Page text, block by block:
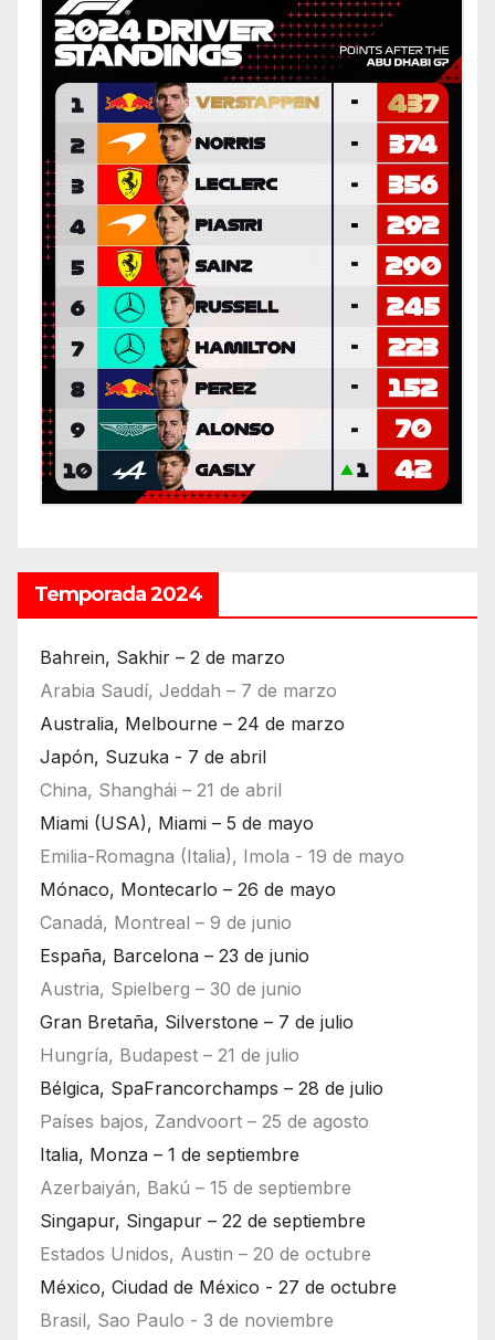
Temporada 2024
Bahrein, Sakhir – 2 de marzo
Arabia Saudí, Jeddah – 7 de marzo
Australia, Melbourne – 24 de marzo
Japón, Suzuka - 7 de abril
China, Shanghái – 21 de abril
Miami (USA), Miami – 5 de mayo
Emilia-Romagna (Italia), Imola - 19 de mayo
Mónaco, Montecarlo – 26 de mayo
Canadá, Montreal – 9 de junio
España, Barcelona – 23 de junio
Austria, Spielberg – 30 de junio
Gran Bretaña, Silverstone – 7 de julio
Hungría, Budapest – 21 de julio
Bélgica, SpaFrancorchamps – 28 de julio
Países bajos, Zandvoort – 25 de agosto
Italia, Monza – 1 de septiembre
Azerbaiyán, Bakú – 15 de septiembre
Singapur, Singapur – 22 de septiembre
Estados Unidos, Austin – 20 de octubre
México, Ciudad de México - 27 de octubre
Brasil, Sao Paulo - 3 de noviembre